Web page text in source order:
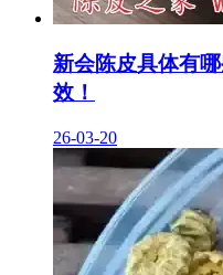
新会陈皮具体有
效！
26-03-20